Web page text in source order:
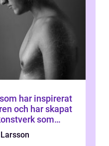
har inspirerat
och har skapat
som